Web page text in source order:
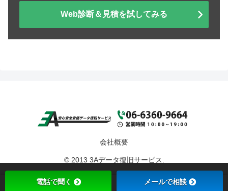
Web診断＆見積を試してみる
会社概要
© 2013 3Aデータ復旧サービス.
電話で聞く メールで相談